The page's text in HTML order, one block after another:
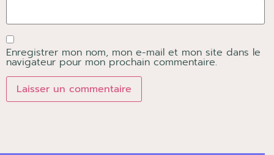
Enregistrer mon nom, mon e-mail et mon site dans le
navigateur pour mon prochain commentaire.